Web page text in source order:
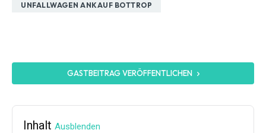
UNFALLWAGEN ANKAUF BOTTROP
GASTBEITRAG VERÖFFENTLICHEN
Inhalt Ausblenden